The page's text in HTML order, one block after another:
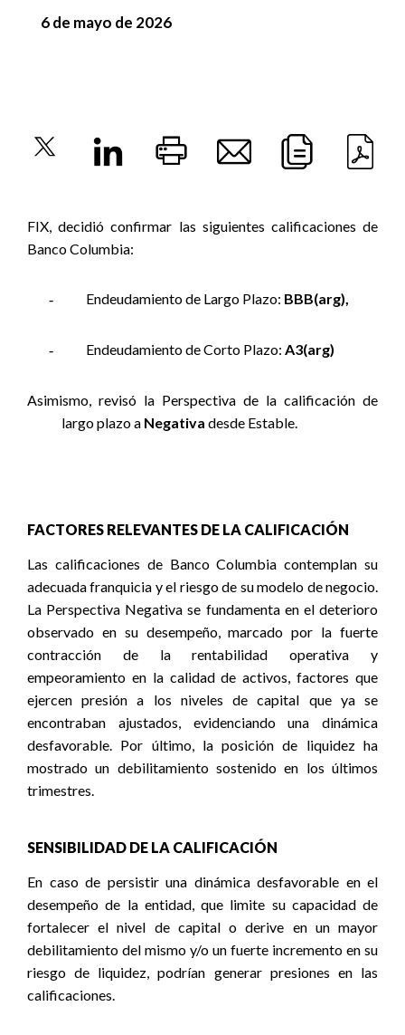
6 de mayo de 2026
FIX, decidió confirmar las siguientes calificaciones de
Banco Columbia:
- Endeudamiento de Largo Plazo: BBB(arg),
- Endeudamiento de Corto Plazo: A3(arg)
Asimismo, revisó la Perspectiva de la calificación de
largo plazo a Negativa desde Estable.
FACTORES RELEVANTES DE LA CALIFICACIÓN
Las calificaciones de Banco Columbia contemplan su
adecuada franquicia y el riesgo de su modelo de negocio.
La Perspectiva Negativa se fundamenta en el deterioro
observado en su desempeño, marcado por la fuerte
contracción de la rentabilidad operativa y
empeoramiento en la calidad de activos, factores que
ejercen presión a los niveles de capital que ya se
encontraban ajustados, evidenciando una dinámica
desfavorable. Por último, la posición de liquidez ha
mostrado un debilitamiento sostenido en los últimos
trimestres.
SENSIBILIDAD DE LA CALIFICACIÓN
En caso de persistir una dinámica desfavorable en el
desempeño de la entidad, que limite su capacidad de
fortalecer el nivel de capital o derive en un mayor
debilitamiento del mismo y/o un fuerte incremento en su
riesgo de liquidez, podrían generar presiones en las
calificaciones.